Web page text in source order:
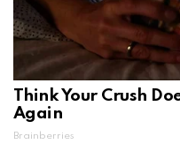
Think Your Crush
Again
Brainberries